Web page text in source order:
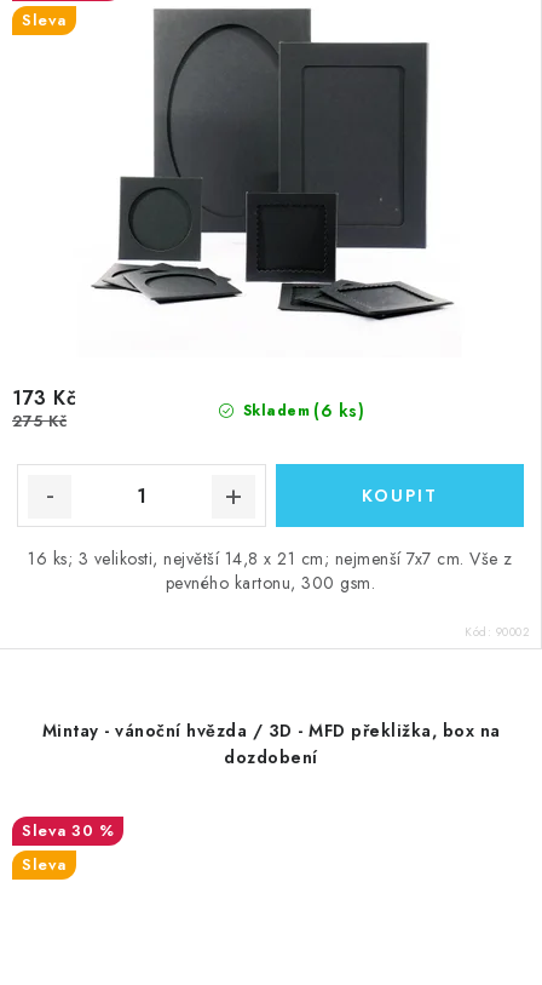
Sleva
Skladem (6 ks)
173 Kč
275 Kč
16 ks; 3 velikosti, největší 14,8 x 21 cm; nejmenší 7x7 cm. Vše z
pevného kartonu, 300 gsm.
Kód: 90002
Mintay - vánoční hvězda / 3D - MFD překližka, box na
dozdobení
30 %
Sleva